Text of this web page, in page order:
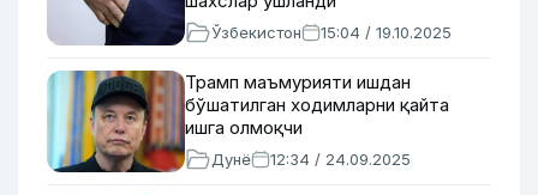
Ўзбекистон 15:04 / 19.10.2025
Трамп маъмурияти ишдан
бўшатилган ходимларни қайта
ишга олмоқчи
Дунё 12:34 / 24.09.2025